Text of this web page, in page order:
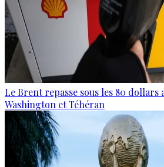
Le Brent repasse sous les 80 dollars
Washington et Téhéran